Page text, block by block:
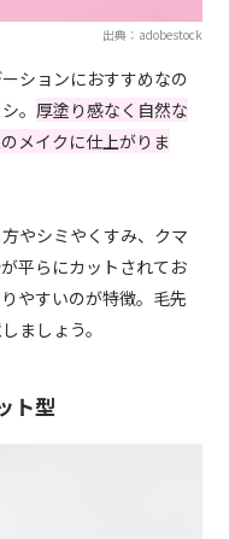
出典：adobestock
ションにおすすめなの
。厚塗り感なく自然な
メイクに仕上がりま
やシミやくすみ、クマ
平らにカットされてお
やすいのが特徴。毛先
ましょう。
ト型